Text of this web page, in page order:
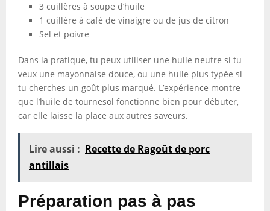
3 cuillères à soupe d’huile
1 cuillère à café de vinaigre ou de jus de citron
Sel et poivre
Dans la pratique, tu peux utiliser une huile neutre si tu
veux une mayonnaise douce, ou une huile plus typée si
tu cherches un goût plus marqué. L’expérience montre
que l’huile de tournesol fonctionne bien pour débuter,
car elle laisse la place aux autres saveurs.
Lire aussi : Recette de Ragoût de porc
antillais
Préparation pas à pas